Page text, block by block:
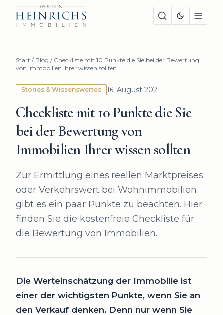
Start / Blog / Checkliste mit 10 Punkte die Sie bei der Bewertung
von Immobilien Ihrer wissen sollten
Stories & Wissenswertes 16. August 2021
Checkliste mit 10 Punkte die Sie
bei der Bewertung von
Immobilien Ihrer wissen sollten
Zur Ermittlung eines reellen Marktpreises
oder Verkehrswert bei Wohnimmobilien
gibt es ein paar Punkte zu beachten. Hier
finden Sie die kostenfreie Checkliste für
die Bewertung von Immobilien.
Die Werteinschätzung der Immobilie ist
einer der wichtigsten Punkte, wenn Sie an
den Verkauf denken. Denn nur wenn Sie